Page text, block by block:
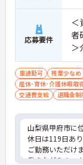
・頑張りをし
の賞与や配偶者
S」や勤続3年以
・社内規定の範
まつげエクステ
けます
【有資格者のキ
と多彩な研修で
・入社後1年間
がマンツーマン
境でも安心です
応募要件
＜
者
＞
車通勤可 残業少なめ
産休･育休･介護休暇取
交通費支給
退職金制
山梨県甲府市に
休日は119日あ
ご勤務いただけ
働きながらのス